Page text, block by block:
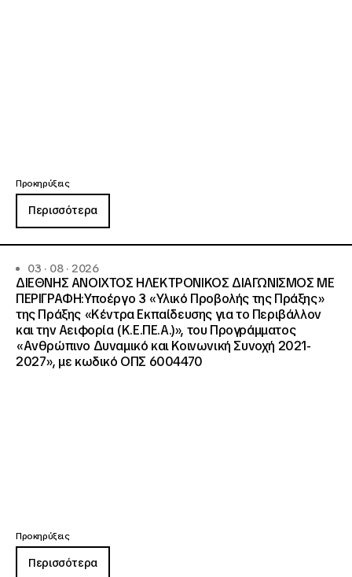
Προκηρύξεις
Περισσότερα
03 · 08 · 2026
ΔΙΕΘΝΗΣ ΑΝΟΙΧΤΟΣ ΗΛΕΚΤΡΟΝΙΚΟΣ ΔΙΑΓΩΝΙΣΜΟΣ ΜΕ
ΠΕΡΙΓΡΑΦΗ:Υποέργο 3 «Υλικό Προβολής της Πράξης»
της Πράξης «Κέντρα Εκπαίδευσης για το Περιβάλλον
και την Αειφορία (Κ.Ε.ΠΕ.Α.)», του Προγράμματος
«Ανθρώπινο Δυναμικό και Κοινωνική Συνοχή 2021-
2027», με κωδικό ΟΠΣ 6004470
Προκηρύξεις
Περισσότερα